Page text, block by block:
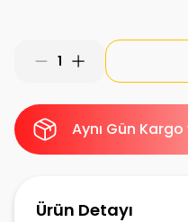
1
Aynı Gün Kargo
Ürün Detayı